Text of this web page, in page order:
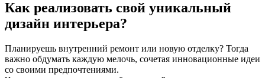
Как реализовать свой уникальный
дизайн интерьера?
Планируешь внутренний ремонт или новую отделку? Тогда
важно обдумать каждую мелочь, сочетая инновационные идеи
со своими предпочтениями.